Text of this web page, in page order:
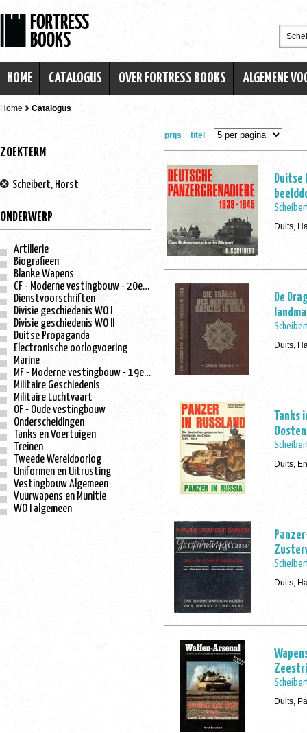
HOME CATALOGUS OVER FORTRESS BOOKS ALGEMENE
Home Catalogus
ZOEKTERM
Scheibert, Horst
ONDERWERP
Artillerie
Biografieen
Blanke Wapens
CF - Moderne vestingbouw - 20e eeuw
Dienstvoorschriften
Divisie geschiedenis WO I
Divisie geschiedenis WO II
Duitse Propaganda
Electronische oorlogvoering
Marine
MF - Moderne vestingbouw - 19e eeuw
Militaire Geschiedenis
Militaire Luchtvaart
OF - Oude vestingbouw
Onderscheidingen
Tanks en Voertuigen
Treinen
Tweede Wereldoorlog
Uniformen en Uitrusting
Vestingbouw Algemeen
Vuurwapens en Munitie
WO I algemeen
prijs titel
Duitse
Duits,
De
Duits,
Tanks
Duits,
Duits,
Duits,